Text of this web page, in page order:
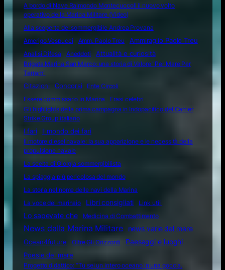
A bordo di Nave Raimondo Montecuccoli il nuovo volto
operativo della Marina Militare (Video)
Alla scoperta del sommergibile Andrea Provana
Amerigo Vespucci
Amm. Paolo Treu
Ammiraglio Paolo Treu
Analisi Difesa
Aneddoti Attualità e curiosità
Brigata Marina San Marco: una storia di Valore "Per Mare Per
Terram"
Citazioni
Concorsi
Ente Circoli
Essere commissario in Marina
Frasi celebri
Gli highlights della prima campagna in Indopacifico del Carrier
Strike Group italiano
I fari
Il mondo dei fari
Il motore diesel navale: la sua apparizione e le necessità della
propulsione navale
La scelta di Giorgia sommergibilista
La spiaggia più pericolosa del mondo
La storia nel nome delle navi della Marina
La voce del marinaio
Libri consigliati Link utili
Lo sapevate che Medicina di Combattimento
News dalla Marina Militare
news varie dal mare
Ocean4future
Oltre Gli Orizzonti
Paesaggi e luoghi
Poesie del mare
Progetto didattico: “Tu sei un intero oceano in una goccia.